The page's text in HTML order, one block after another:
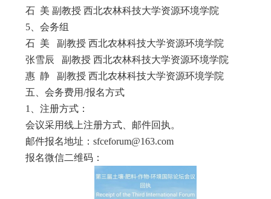
石 美 副教授 西北农林科技大学资源环境学院
5、会务组
石 美 副教授 西北农林科技大学资源环境学院
张雪辰 副教授 西北农林科技大学资源环境学院
惠 静 副教授 西北农林科技大学资源环境学院
五、会务费用/报名方式
1、注册方式：
会议采用线上注册方式、邮件回执。
邮件报名地址：sfceforum@163.com
报名微信二维码：